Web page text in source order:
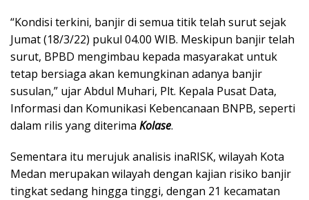
“Kondisi terkini, banjir di semua titik telah surut sejak
Jumat (18/3/22) pukul 04.00 WIB. Meskipun banjir telah
surut, BPBD mengimbau kepada masyarakat untuk
tetap bersiaga akan kemungkinan adanya banjir
susulan,” ujar Abdul Muhari, Plt. Kepala Pusat Data,
Informasi dan Komunikasi Kebencanaan BNPB, seperti
dalam rilis yang diterima Kolase.
Sementara itu merujuk analisis inaRISK, wilayah Kota
Medan merupakan wilayah dengan kajian risiko banjir
tingkat sedang hingga tinggi, dengan 21 kecamatan